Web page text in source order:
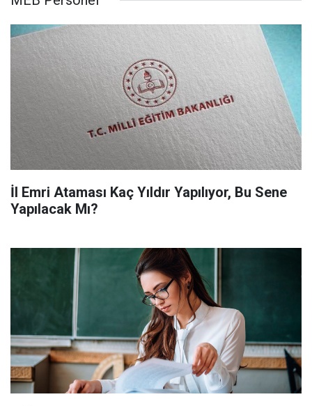
İl Emri Ataması Kaç Yıldır Yapılıyor, Bu Sene
Yapılacak Mı?